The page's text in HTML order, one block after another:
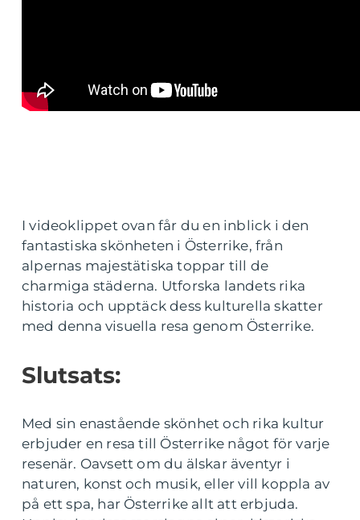
I videoklippet ovan får du en inblick i den
fantastiska skönheten i Österrike, från
alpernas majestätiska toppar till de
charmiga städerna. Utforska landets rika
historia och upptäck dess kulturella skatter
med denna visuella resa genom Österrike.
Slutsats:
Med sin enastående skönhet och rika kultur
erbjuder en resa till Österrike något för varje
resenär. Oavsett om du älskar äventyr i
naturen, konst och musik, eller vill koppla av
på ett spa, har Österrike allt att erbjuda.